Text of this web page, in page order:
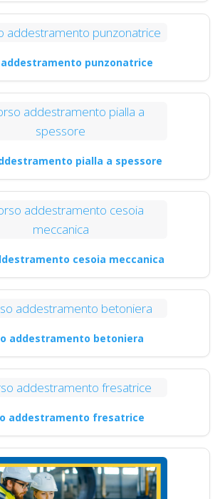
addestramento punzonatrice
pialla a spessore
cesoia meccanica
addestramento betoniera
addestramento fresatrice